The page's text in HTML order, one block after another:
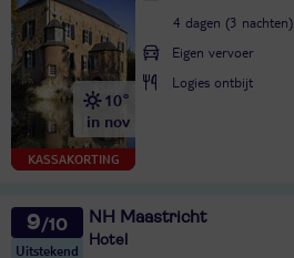
KASSAKORTING
10°
in nov
4 dagen (3 nachten)
Eigen vervoer
Logies ontbijt
9
Uitstekend
NH Maastricht
Hotel